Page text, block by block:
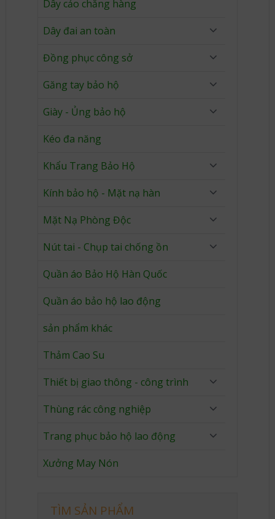
Dây cảo chằng hàng
Dây đai an toàn
Đồng phục công sở
Găng tay bảo hộ
Giày - Ủng bảo hộ
Kéo đa năng
Khẩu Trang Bảo Hộ
Kính bảo hộ - Mặt nạ hàn
Mặt Nạ Phòng Độc
Nút tai - Chụp tai chống ồn
Quần áo Bảo Hộ Hàn Quốc
Quần áo bảo hộ lao động
sản phẩm khác
Thảm Cao Su
Thiết bị giao thông - công trình
Thùng rác công nghiệp
Trang phục bảo hộ lao động
Xưởng May Nón
TÌM SẢN PHẨM